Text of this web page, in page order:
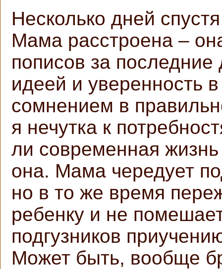
Несколько дней
Мама расстроена –
пописов за
идеей и уверенность
сомнением в
я нечутка к
ли современная
она. Мама чередует
но в то же время
ребенку и не
подгузников
Может быть, вообще